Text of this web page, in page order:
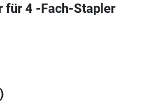
für 4 -Fach-Stapler